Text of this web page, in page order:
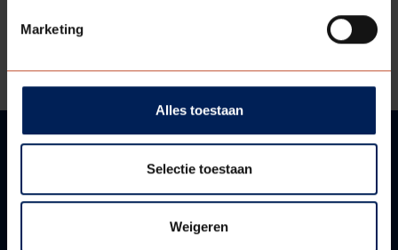
Marketing
Alles toestaan
Selectie toestaan
Weigeren
Technische informatie - Technische
VRAGEN?
WIJ HELPEN U GRAAG!